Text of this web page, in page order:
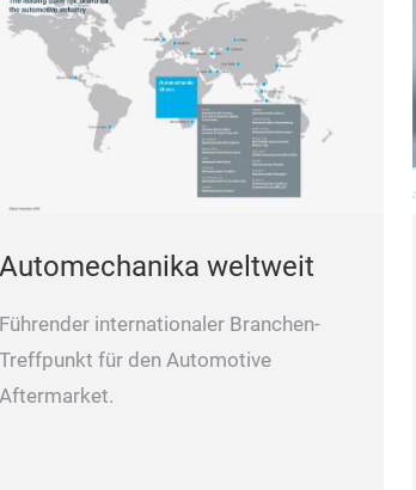
Automechanika weltweit
Führender internationaler Branchen-
Treffpunkt für den Automotive
Aftermarket.